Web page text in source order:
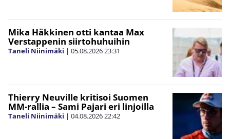
Mika Häkkinen otti kantaa Max
Verstappenin siirtohuhuihin
Taneli Niinimäki | 05.08.202623:31
Thierry Neuville kritisoi Suomen
MM-rallia – Sami Pajari eri linjoilla
Taneli Niinimäki | 04.08.202622:42